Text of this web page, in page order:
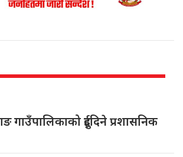
गाउँपालिकाको दुईदिने प्रशासनिक